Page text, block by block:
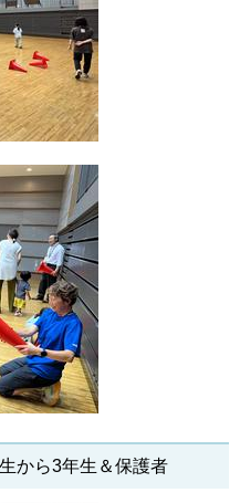
から3年生＆保護者